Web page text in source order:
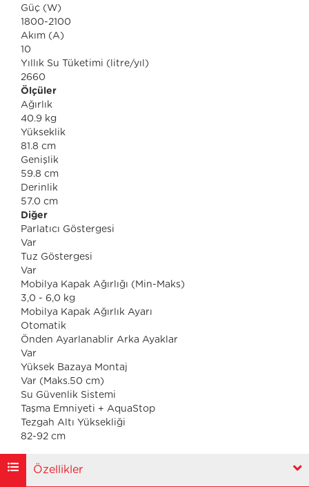
Güç (W)
1800-2100
Akım (A)
10
Yıllık Su Tüketimi (litre/yıl)
2660
Ölçüler
Ağırlık
40.9 kg
Yükseklik
81.8 cm
Genişlik
59.8 cm
Derinlik
57.0 cm
Diğer
Parlatıcı Göstergesi
Var
Tuz Göstergesi
Var
Mobilya Kapak Ağırlığı (Min-Maks)
3,0 - 6,0 kg
Mobilya Kapak Ağırlık Ayarı
Otomatik
Önden Ayarlanablir Arka Ayaklar
Var
Yüksek Bazaya Montaj
Var (Maks.50 cm)
Su Güvenlik Sistemi
Taşma Emniyeti + AquaStop
Tezgah Altı Yüksekliği
82-92 cm
Özellikler